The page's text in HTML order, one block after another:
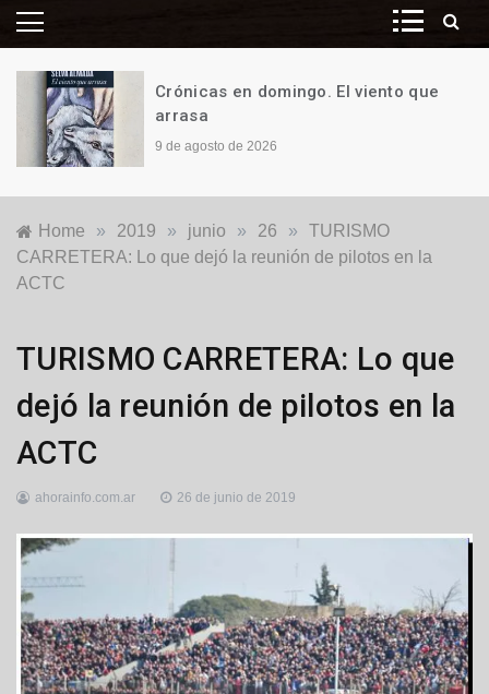
Crónicas en domingo. Quequén
cumple años
2 de agosto de 2026
Home » 2019 » junio » 26 »
TURISMO
CARRETERA: Lo que dejó la reunión de pilotos en la
ACTC
Locales
TURISMO CARRETERA: Lo que
dejó la reunión de pilotos en la
ACTC
ahorainfo.com.ar 26 de junio de 2019